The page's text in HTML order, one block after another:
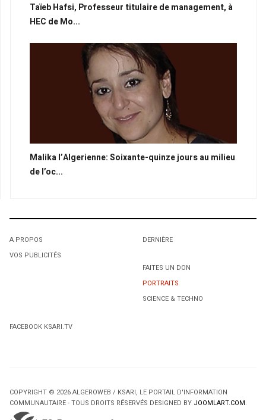
Taïeb Hafsi, Professeur titulaire de management, à
HEC de Mo...
Malika l’Algerienne: Soixante-quinze jours au milieu
de l’oc...
A PROPOS
VOS PUBLICITÉS
DERNIÈRE
FAITES UN DON
PORTRAITS
SCIENCE & TECHNO
FACEBOOK KSARI.TV
COPYRIGHT © 2026 ALGEROWEB / KSARI, LE PORTAIL D'INFORMATION
COMMUNAUTAIRE - TOUS DROITS RÉSERVÉS DESIGNED BY JOOMLART.COM.